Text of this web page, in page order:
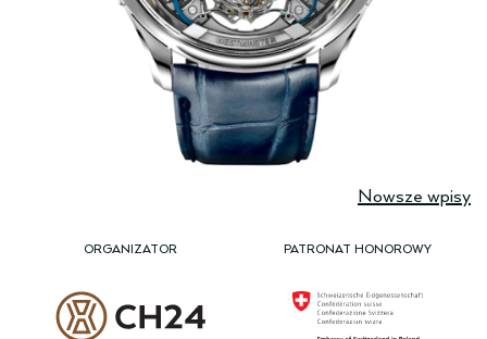
wpisach
Nowsze wpisy
ORGANIZATOR PATRONAT HONOROWY